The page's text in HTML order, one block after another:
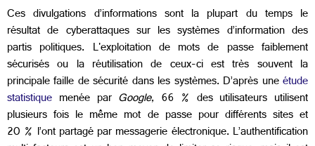
Ces divulgations d’informations sont la plupart du temps le
résultat de cyberattaques sur les systèmes d’information des
partis politiques. L'exploitation de mots de passe faiblement
sécurisés ou la réutilisation de ceux-ci est très souvent la
principale faille de sécurité dans les systèmes. D’après uneétude
statistique menée par Google, 66 % des utilisateurs utilisent
plusieurs fois le même mot de passe pour différents sites et
20 % l’ont partagé par messagerie électronique. L’authentification